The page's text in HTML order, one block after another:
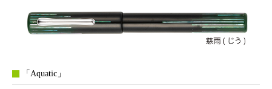
「Aquatic」